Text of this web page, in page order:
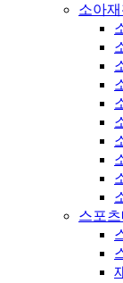
소아
스포